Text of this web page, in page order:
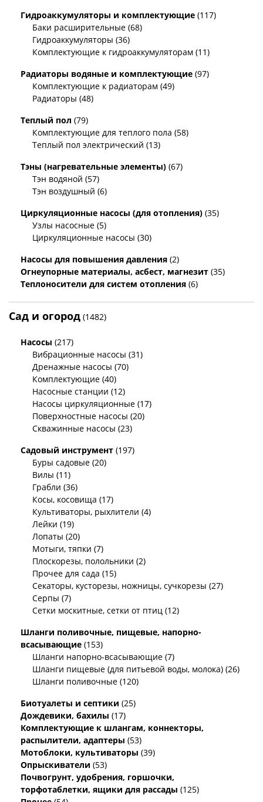
Гидроаккумуляторы и комплектующие (117)
Баки расширительные (68)
Гидроаккумуляторы (36)
Комплектующие к гидроаккумуляторам (11)
Радиаторы водяные и комплектующие (97)
Комплектующие к радиаторам (49)
Радиаторы (48)
Теплый пол (79)
Комплектующие для теплого пола (58)
Теплый пол электрический (13)
Тэны (нагревательные элементы) (67)
Тэн водяной (57)
Тэн воздушный (6)
Циркуляционные насосы (для отопления) (35)
Узлы насосные (5)
Циркуляционные насосы (30)
Насосы для повышения давления (2)
Огнеупорные материалы, асбест, магнезит (35)
Теплоносители для систем отопления (6)
Сад и огород (1482)
Насосы (217)
Вибрационные насосы (31)
Дренажные насосы (70)
Комплектующие (40)
Насосные станции (12)
Насосы циркуляционные (17)
Поверхностные насосы (20)
Скважинные насосы (23)
Садовый инструмент (197)
Буры садовые (20)
Вилы (11)
Грабли (36)
Косы, косовища (17)
Культиваторы, рыхлители (4)
Лейки (19)
Лопаты (20)
Мотыги, тяпки (7)
Плоскорезы, полольники (2)
Прочее для сада (15)
Секаторы, кусторезы, ножницы, сучкорезы (27)
Серпы (7)
Сетки москитные, сетки от птиц (12)
Шланги поливочные, пищевые, напорно-
всасывающие (153)
Шланги напорно-всасывающие (7)
Шланги пищевые (для питьевой воды, молока) (26)
Шланги поливочные (120)
Биотуалеты и септики (25)
Дождевики, бахилы (17)
Комплектующие к шлангам, коннекторы,
распылители, адаптеры (53)
Мотоблоки, культиваторы (39)
Опрыскиватели (53)
Почвогрунт, удобрения, горшочки,
торфотаблетки, ящики для рассады (125)